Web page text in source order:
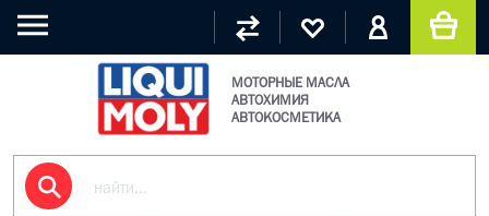
МОТОРНЫЕ МАСЛА
АВТОХИМИЯ
АВТОКОСМЕТИКА